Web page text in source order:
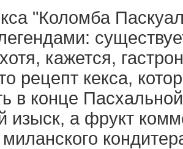
"Коломба
кажется,
рецепт кекса,
в конце
изыск, а фрукт
миланского